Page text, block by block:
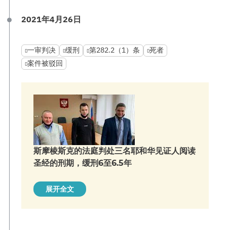
2021年4月26日
一审判决 缓刑 第282.2（1）条
死者
案件被驳回
斯摩棱斯克的法庭判处三名耶和华见证人阅读
圣经的刑期，缓刑6至6.5年
展开全文